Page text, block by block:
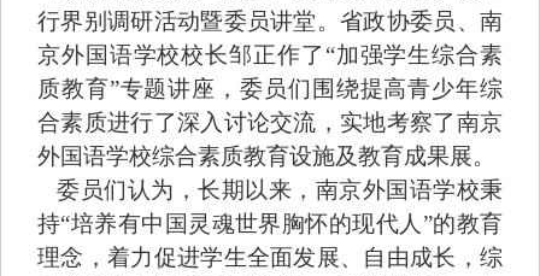
行界别调研活动暨委员讲堂。省政协委员、南
京外国语学校校长邹正作了“加强学生综合素
质教育”专题讲座，委员们围绕提高青少年综
合素质进行了深入讨论交流，实地考察了南京
外国语学校综合素质教育设施及教育成果展。
委员们认为，长期以来，南京外国语学校秉
持“培养有中国灵魂世界胸怀的现代人”的教育
理念，着力促进学生全面发展、自由成长，综